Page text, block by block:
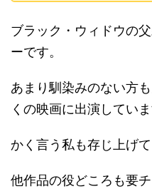
ブラック・ウィドウの
ーです。
あまり馴染みのない方
くの映画に出演していま
かく言う私も存じ上げ
他作品の役どころも要チ